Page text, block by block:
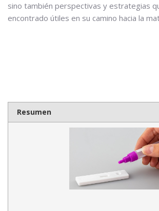
sino también perspectivas y estrategias
encontrado útiles en su camino hacia la
Resumen